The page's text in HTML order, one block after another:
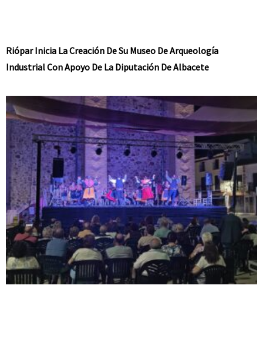
Riópar Inicia La Creación De Su Museo De Arqueología
Industrial Con Apoyo De La Diputación De Albacete